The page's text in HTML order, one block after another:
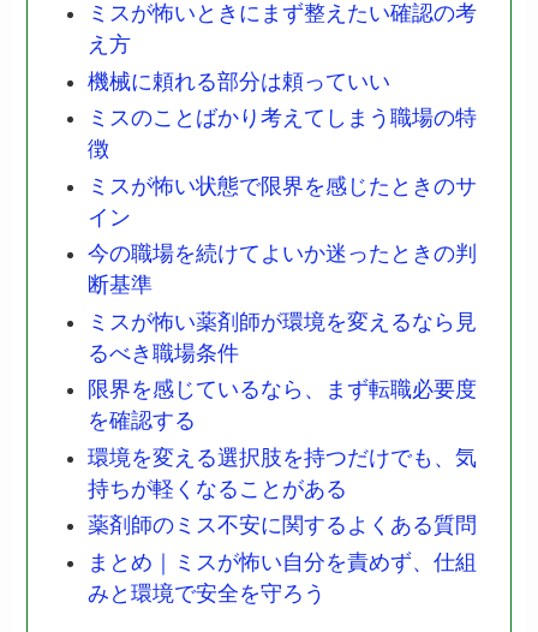
ミスが怖いときにまず整えたい確認の考
え方
機械に頼れる部分は頼っていい
ミスのことばかり考えてしまう職場の特
徴
ミスが怖い状態で限界を感じたときのサ
イン
今の職場を続けてよいか迷ったときの判
断基準
ミスが怖い薬剤師が環境を変えるなら見
るべき職場条件
限界を感じているなら、まず転職必要度
を確認する
環境を変える選択肢を持つだけでも、気
持ちが軽くなることがある
薬剤師のミス不安に関するよくある質問
まとめ｜ミスが怖い自分を責めず、仕組
みと環境で安全を守ろう